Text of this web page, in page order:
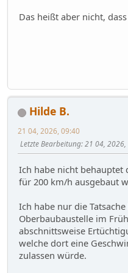
Das heißt aber nicht,
Hilde B.
21 04, 2026, 09:40
Letzte Bearbeitung: 21 04, 2026,
Ich habe nicht behauptet
für 200 km/h ausgebaut
Ich habe nur die
Oberbaubaustelle im
abschnittsweise
welche dort eine
zulassen würde.